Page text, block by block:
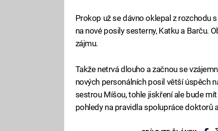
Prokop už se dávno oklepal z rozchodu
na nové posily sesterny, Katku a Barču.
zájmu.
Takže netrvá dlouho a začnou se
nových personálních posil větší úspěch
sestrou Míšou, tohle jiskření ale bude
pohledy na pravidla spolupráce doktorů